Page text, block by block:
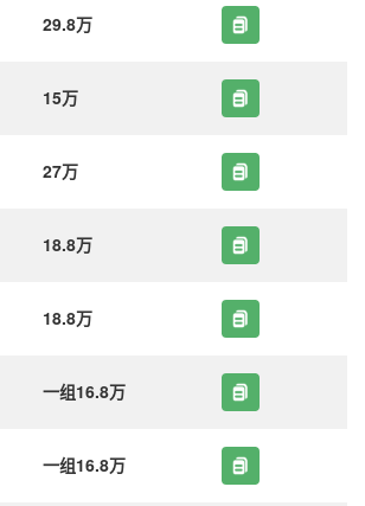
29.8万
15万
27万
18.8万
18.8万
一组16.8万
一组16.8万